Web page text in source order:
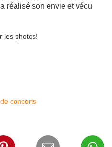
réalisé son envie et vécu
les photos!
concerts